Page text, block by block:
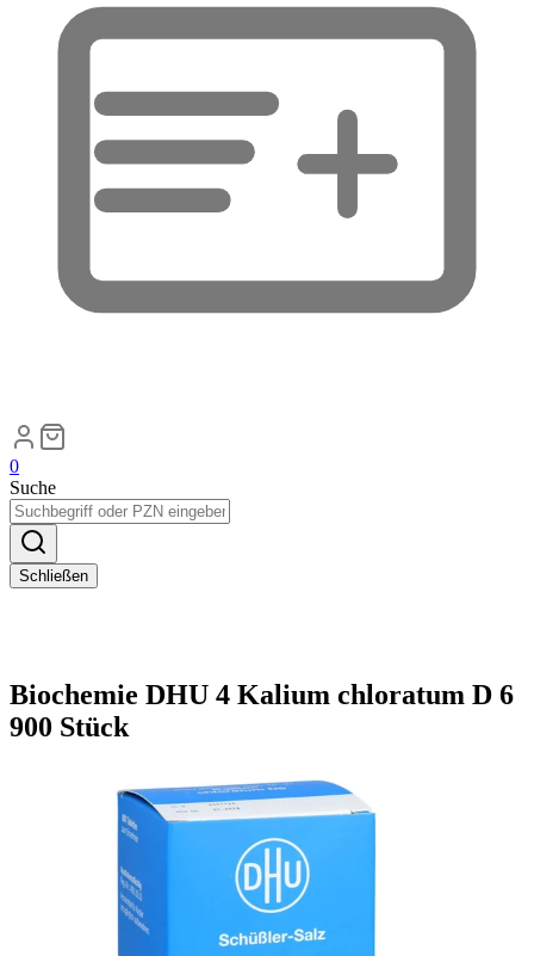
0
Suche
Schließen
Biochemie DHU 4 Kalium chloratum D 6
900 Stück